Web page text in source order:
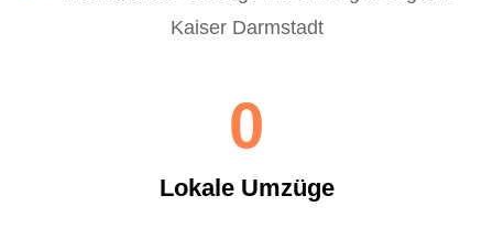
Lokale Umzüge
0